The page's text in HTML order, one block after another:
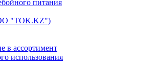
питания
"TOK.KZ")
в ассортимент
использования